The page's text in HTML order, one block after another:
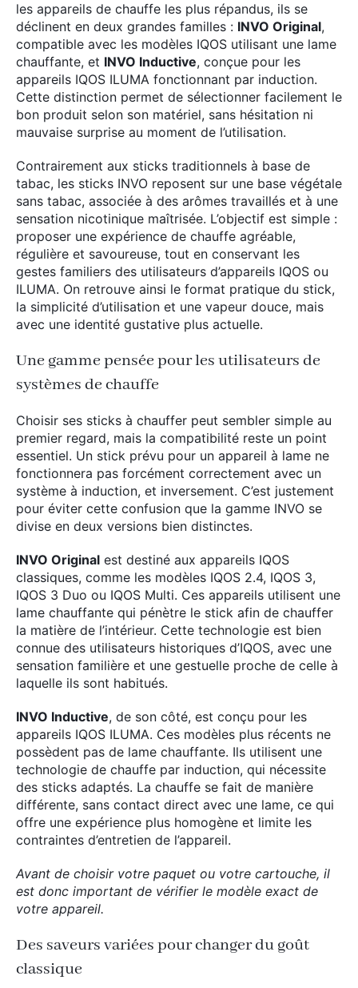
les appareils de chauffe les plus répandus, ils se
déclinent en deux grandes familles : INVO Original,
compatible avec les modèles IQOS utilisant une lame
chauffante, et INVO Inductive, conçue pour les
appareils IQOS ILUMA fonctionnant par induction.
Cette distinction permet de sélectionner facilement le
bon produit selon son matériel, sans hésitation ni
mauvaise surprise au moment de l’utilisation.
Contrairement aux sticks traditionnels à base de
tabac, les sticks INVO reposent sur une base végétale
sans tabac, associée à des arômes travaillés et à une
sensation nicotinique maîtrisée. L’objectif est simple :
proposer une expérience de chauffe agréable,
régulière et savoureuse, tout en conservant les
gestes familiers des utilisateurs d’appareils IQOS ou
ILUMA. On retrouve ainsi le format pratique du stick,
la simplicité d’utilisation et une vapeur douce, mais
avec une identité gustative plus actuelle.
Une gamme pensée pour les utilisateurs de
systèmes de chauffe
Choisir ses sticks à chauffer peut sembler simple au
premier regard, mais la compatibilité reste un point
essentiel. Un stick prévu pour un appareil à lame ne
fonctionnera pas forcément correctement avec un
système à induction, et inversement. C’est justement
pour éviter cette confusion que la gamme INVO se
divise en deux versions bien distinctes.
INVO Original est destiné aux appareils IQOS
classiques, comme les modèles IQOS 2.4, IQOS 3,
IQOS 3 Duo ou IQOS Multi. Ces appareils utilisent une
lame chauffante qui pénètre le stick afin de chauffer
la matière de l’intérieur. Cette technologie est bien
connue des utilisateurs historiques d’IQOS, avec une
sensation familière et une gestuelle proche de celle à
laquelle ils sont habitués.
INVO Inductive, de son côté, est conçu pour les
appareils IQOS ILUMA. Ces modèles plus récents ne
possèdent pas de lame chauffante. Ils utilisent une
technologie de chauffe par induction, qui nécessite
des sticks adaptés. La chauffe se fait de manière
différente, sans contact direct avec une lame, ce qui
offre une expérience plus homogène et limite les
contraintes d’entretien de l’appareil.
Avant de choisir votre paquet ou votre cartouche, il
est donc important de vérifier le modèle exact de
votre appareil.
Des saveurs variées pour changer du goût
classique
Rechercher
: